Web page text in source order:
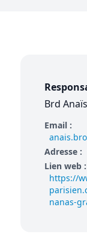
Brd Anaïs
Email :
Adresse :
Lien web :
https://
nanas-